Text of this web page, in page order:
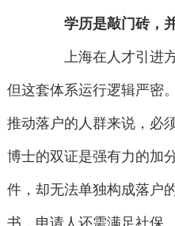
学历是敲门砖，
上海在人才引进方
但这套体系运行逻辑严密
推动落户的人群来说，必
博士的双证是强有力的加
件，却无法单独构成落户